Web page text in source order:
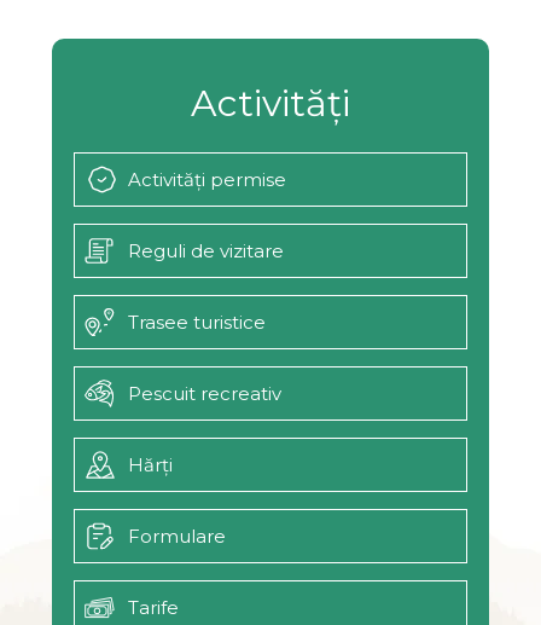
Activități
Activități permise
Reguli de vizitare
Trasee turistice
Pescuit recreativ
Hărți
Formulare
Tarife